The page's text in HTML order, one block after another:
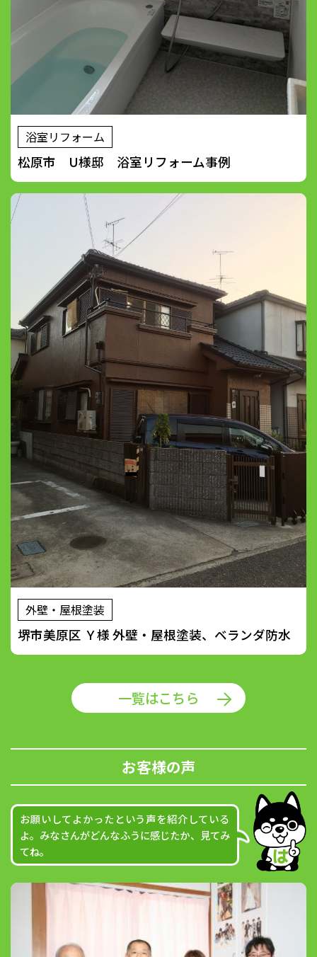
浴室リフォーム
松原市 U様邸 浴室リフォーム事例
外壁・屋根塗装
堺市美原区 Ｙ様 外壁・屋根塗装、ベランダ防水
一覧はこちら
お客様の声
お願いしてよかったという声を紹介している
よ。みなさんがどんなふうに感じたか、見てみ
てね。